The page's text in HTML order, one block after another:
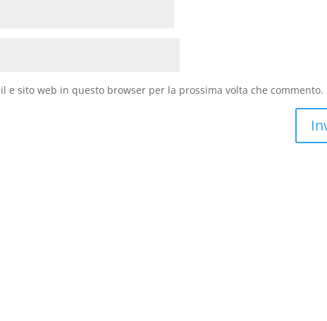
e sito web in questo browser per la prossima volta che commento.